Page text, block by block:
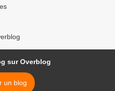
sur Overblog
un blog